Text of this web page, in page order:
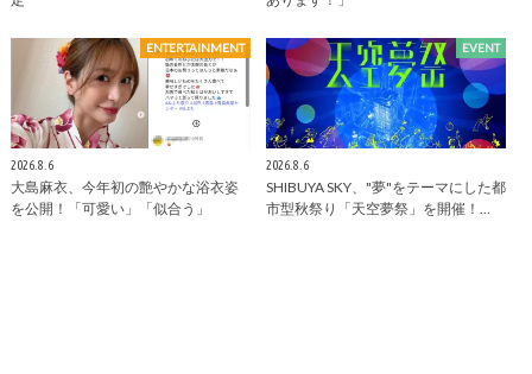
ENTERTAINMENT
2026.8.6
大島麻衣、今年初の艶やかな浴衣姿
を公開！「可愛い」「似合う」
EVENT
2026.8.6
SHIBUYA SKY、"夢"をテーマにした都
市型秋祭り「天空夢祭」を開催！…